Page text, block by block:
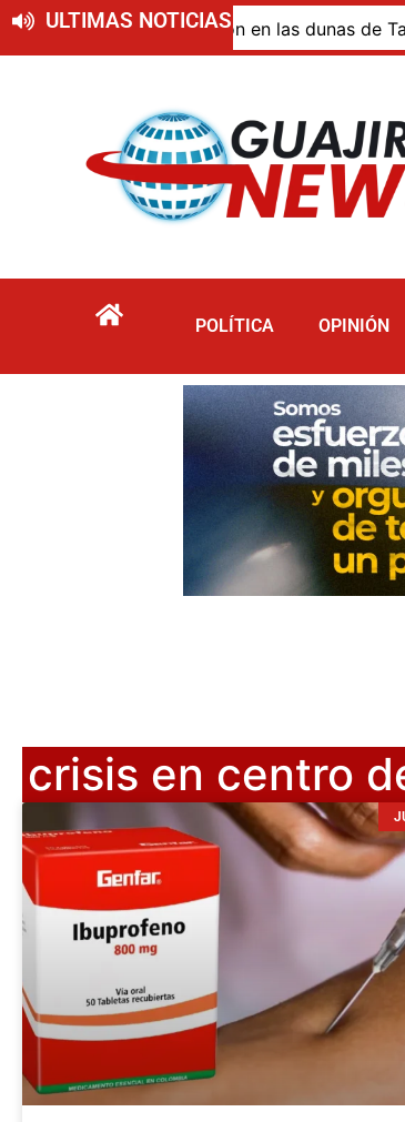
ULTIMAS NOTICIAS
por inmersión en las dunas de Taroa;
POLÍTICA OPINIÓN
crisis en centro